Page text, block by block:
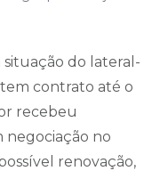
do lateral-
contrato até o
recebeu
negociação no
renovação,